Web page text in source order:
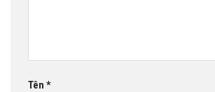
Tên *